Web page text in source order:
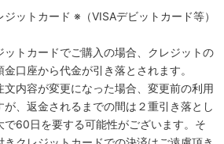
ジットカード ※（VISAデビットカード等）
トカードでご購入の場合、クレジットの
口座から代金が引き落とされます。
文内容が変更になった場合、変更前の利用
、返金されるまでの間は２重引き落とし
で60日を要する可能性がございます。そ